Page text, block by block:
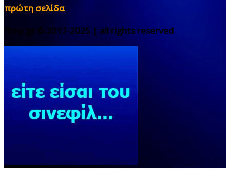
πρώτη σελίδα
filmy.gr © 2017-2025 | all rights reserved